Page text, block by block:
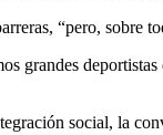
“pero, sobre
grandes
social, la